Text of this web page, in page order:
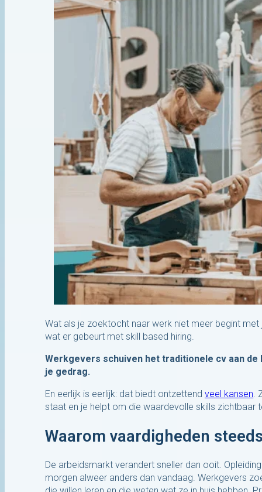
Wat als je zoektocht naar werk niet meer begint
wat er gebeurt met skill based hiring.
Werkgevers schuiven het traditionele cv aan
je gedrag.
En eerlijk is eerlijk: dat biedt ontzettendveel kansen.
staat en je helpt om die waardevolle skills zichtbaar
Waarom vaardigheden
De arbeidsmarkt verandert sneller dan ooit.
morgen alweer anders dan vandaag. Werkgevers